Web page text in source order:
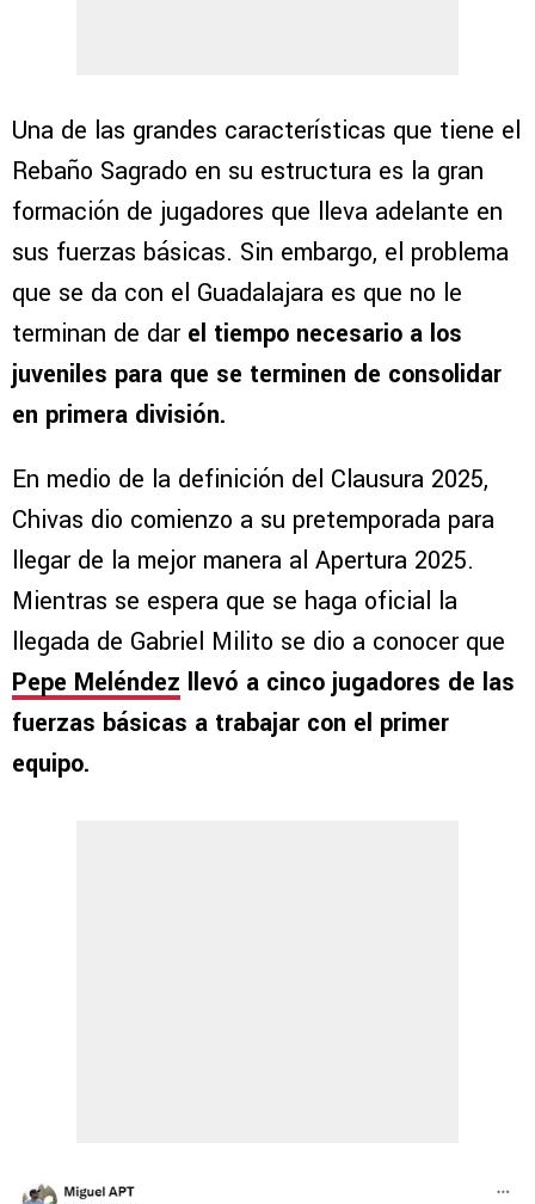
Una de las grandes características que tiene el
Rebaño Sagrado en su estructura es la gran
formación de jugadores que lleva adelante en
sus fuerzas básicas. Sin embargo, el problema
que se da con el Guadalajara es que no le
terminan de dar el tiempo necesario a los
juveniles para que se terminen de consolidar
en primera división.
En medio de la definición del Clausura 2025,
Chivas dio comienzo a su pretemporada para
llegar de la mejor manera al Apertura 2025.
Mientras se espera que se haga oficial la
llegada de Gabriel Milito se dio a conocer que
Pepe Meléndez llevó a cinco jugadores de las
fuerzas básicas a trabajar con el primer
equipo.